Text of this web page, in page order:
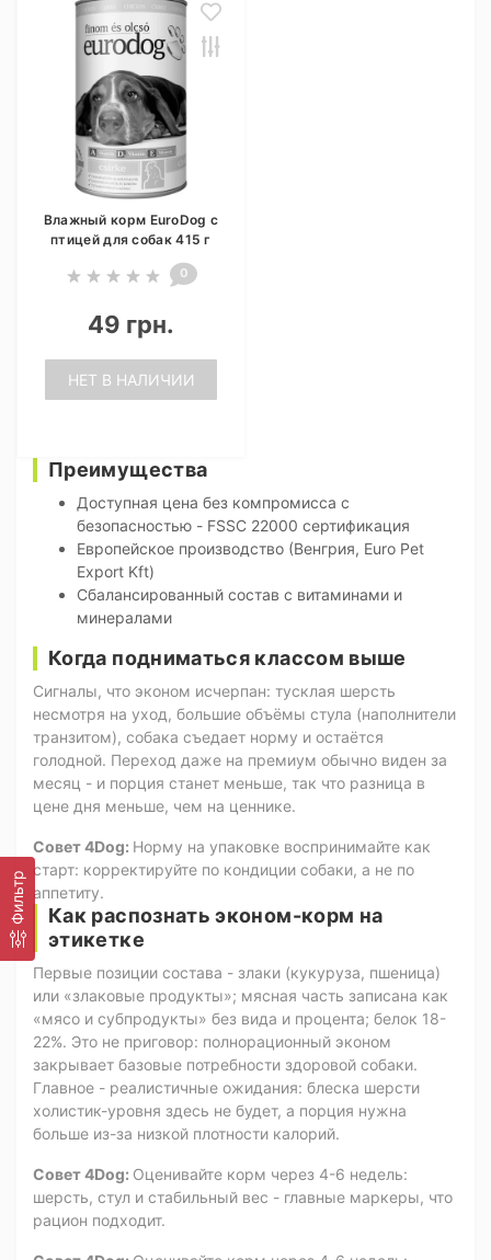
Фильтр
Влажный корм EuroDog с
птицей для собак 415 г
0
49 грн.
НЕТ В НАЛИЧИИ
Преимущества
Доступная цена без компромисса с
безопасностью - FSSC 22000 сертификация
Европейское производство (Венгрия, Euro Pet
Export Kft)
Сбалансированный состав с витаминами и
минералами
Когда подниматься классом выше
Сигналы, что эконом исчерпан: тусклая шерсть
несмотря на уход, большие объёмы стула (наполнители
транзитом), собака съедает норму и остаётся
голодной. Переход даже на премиум обычно виден за
месяц - и порция станет меньше, так что разница в
цене дня меньше, чем на ценнике.
Совет 4Dog: Норму на упаковке воспринимайте как
старт: корректируйте по кондиции собаки, а не по
аппетиту.
Как распознать эконом-корм на
этикетке
Первые позиции состава - злаки (кукуруза, пшеница)
или «злаковые продукты»; мясная часть записана как
«мясо и субпродукты» без вида и процента; белок 18-
22%. Это не приговор: полнорационный эконом
закрывает базовые потребности здоровой собаки.
Главное - реалистичные ожидания: блеска шерсти
холистик-уровня здесь не будет, а порция нужна
больше из-за низкой плотности калорий.
Совет 4Dog: Оценивайте корм через 4-6 недель:
шерсть, стул и стабильный вес - главные маркеры, что
рацион подходит.